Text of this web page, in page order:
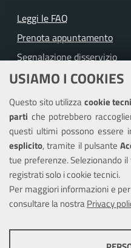
USIAMO I COOKIES
Questo sito utilizzacookie
parti che potrebbero
questi ultimi possono essere
esplicito, tramite il pulsante
tue preferenze. Selezionando
registrati solo i cookie tecnici.
Per maggiori informazioni e
consultare la nostraPrivacy
Leggi le FAQ
Prenota appuntamento
Segnalazione disservizio
Richiesta assistenza
Amministrazione
Informativa privacy
Note legali
Piano di miglioramento del
Dichiarazione di accessibilità